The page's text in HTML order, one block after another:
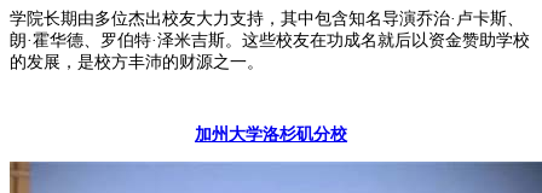
学院长期由多位杰出校友大力支持，其中包含知名导演乔治·卢卡斯、
朗·霍华德、罗伯特·泽米吉斯。这些校友在功成名就后以资金赞助学校
的发展，是校方丰沛的财源之一。
加州大学洛杉矶分校